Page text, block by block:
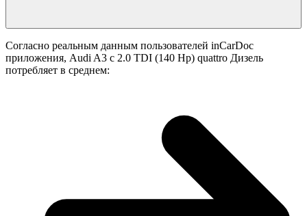
Согласно реальным данным пользователей inCarDoc
приложения, Audi A3 с 2.0 TDI (140 Hp) quattro Дизель
потребляет в среднем: